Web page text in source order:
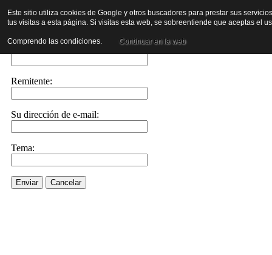
Enviar este enlace a un amigo por e-mail
Enviar e-mail a::
Remitente:
Su dirección de e-mail:
Tema:
Enviar Cancelar
Este sitio utiliza cookies de Google y otros buscadores para prestar sus
tus visitas a esta página. Si visitas esta web, se sobreentiende que aceptas el
Comprendo las condiciones. Continuar en la web